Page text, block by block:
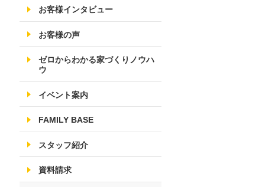
お客様インタビュー
お客様の声
ゼロからわかる家づくりノウハ
ウ
イベント案内
FAMILY BASE
スタッフ紹介
資料請求